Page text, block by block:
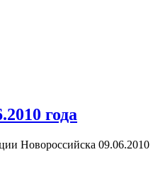
года
Новороссийска 09.06.2010